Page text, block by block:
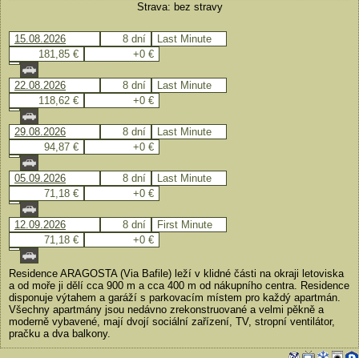
Strava: bez stravy
15.08.2026 8 dní
Last Minute
181,85 €
+0 €
22.08.2026 8 dní
Last Minute
118,62 €
+0 €
29.08.2026 8 dní
Last Minute
94,87 €
+0 €
05.09.2026 8 dní
Last Minute
71,18 €
+0 €
12.09.2026 8 dní
First Minute
71,18 €
+0 €
Residence ARAGOSTA (Via Bafile) leží v klidné části na okraji letoviska
a od moře ji dělí cca 900 m a cca 400 m od nákupního centra. Residence
disponuje výtahem a garáží s parkovacím místem pro každý apartmán.
Všechny apartmány jsou nedávno zrekonstruované a velmi pěkně a
moderně vybavené, mají dvojí sociální zařízení, TV, stropní ventilátor,
pračku a dva balkony.